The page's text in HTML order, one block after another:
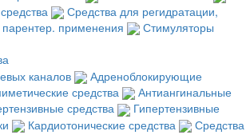
Средства для регидратации,
парентер. применения
Стимуляторы
каналов
Адреноблокирующие
средства
Антиангинальные
средства
Гипертензивные
Кардиотонические средства
Средства